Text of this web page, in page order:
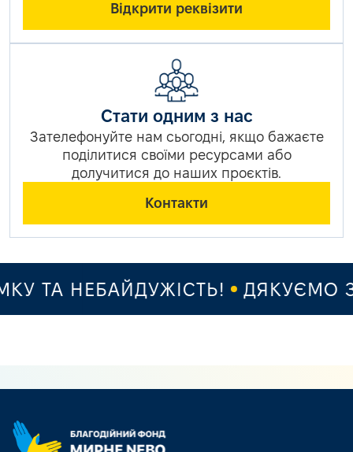
Відкрити реквізити
Стати одним з нас
Зателефонуйте нам сьогодні, якщо бажаєте
поділитися своїми ресурсами або
долучитися до наших проєктів.
Контакти
ТА НЕБАЙДУЖІСТЬ! ДЯКУЄМО ЗА